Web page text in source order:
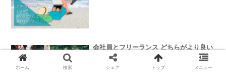
会社員とフリーランス どちらがより良い
人生の選択か
ホーム 検索 シェア トップ メニュー